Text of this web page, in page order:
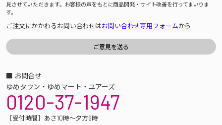
見させていただきます。お客様の声をもとに商品開発・サイト改善を行ってまいりま
す。
ご注文にかかわるお問い合わせはお問い合わせ専用フォームから
■ お問合せ
ゆめタウン・ゆめマート・ユアーズ
0120-37-1947
［受付時間］あさ10時～夕方6時